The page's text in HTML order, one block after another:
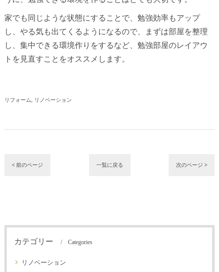
家でも同じような状態にすることで、勉強効率もアップ
し、やる気も出てくるようになるので、まずは部屋を整理
し、集中できる環境作りをするなど、勉強部屋のレイアウ
トを見直すことをオススメします。
リフォーム リノベーション
< 前のページ 一覧に戻る 次のページ >
カテゴリー Categories
リノベーション